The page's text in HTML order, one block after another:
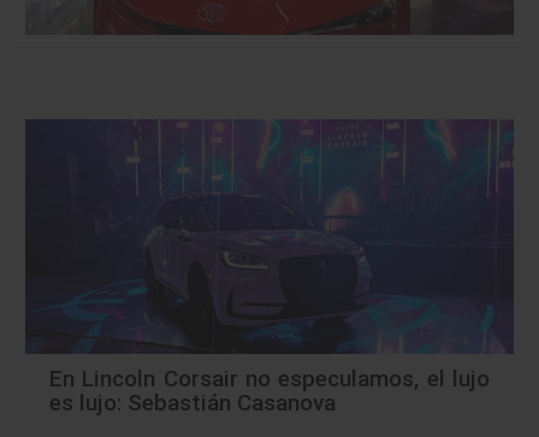
En Lincoln Corsair no especulamos, el lujo
es lujo: Sebastián Casanova